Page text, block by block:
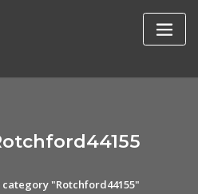
"Rotchford44155"